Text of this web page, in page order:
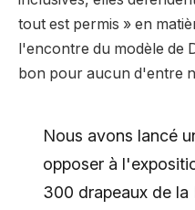
tout est permis » en
l'encontre du modèle de
bon pour aucun d'entre
Nous avons lancé
opposer à
300 drapeaux de la